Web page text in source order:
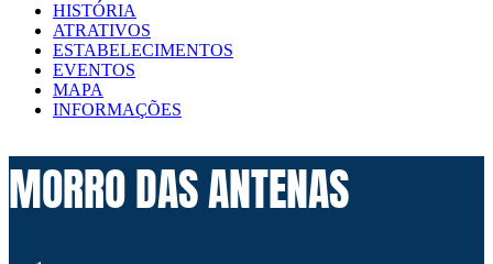
HISTÓRIA
ATRATIVOS
ESTABELECIMENTOS
EVENTOS
MAPA
INFORMAÇÕES
MORRO DAS ANTENAS